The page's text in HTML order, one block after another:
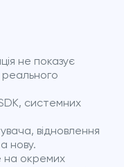
не показує
реального
системних
відновлення
нову.
на окремих